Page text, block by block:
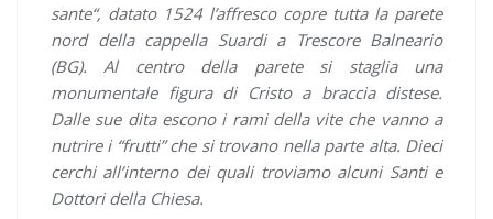
sante“, datato 1524 l’affresco copre tutta la parete
nord della cappella Suardi a Trescore Balneario
(BG). Al centro della parete si staglia una
monumentale figura di Cristo a braccia distese.
Dalle sue dita escono i rami della vite che vanno a
nutrire i “frutti” che si trovano nella parte alta. Dieci
cerchi all’interno dei quali troviamo alcuni Santi e
Dottori della Chiesa.